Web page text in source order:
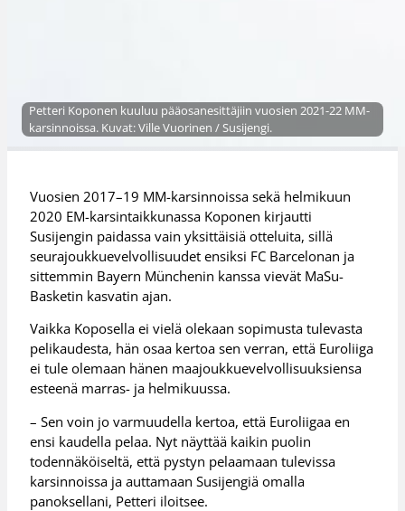
Petteri Koponen kuuluu pääosanesittäjiin vuosien 2021-22 MM-
karsinnoissa. Kuvat: Ville Vuorinen / Susijengi.
Vuosien 2017–19 MM-karsinnoissa sekä helmikuun
2020 EM-karsintaikkunassa Koponen kirjautti
Susijengin paidassa vain yksittäisiä otteluita, sillä
seurajoukkuevelvollisuudet ensiksi FC Barcelonan ja
sittemmin Bayern Münchenin kanssa vievät MaSu-
Basketin kasvatin ajan.
Vaikka Koposella ei vielä olekaan sopimusta tulevasta
pelikaudesta, hän osaa kertoa sen verran, että Euroliiga
ei tule olemaan hänen maajoukkuevelvollisuuksiensa
esteenä marras- ja helmikuussa.
– Sen voin jo varmuudella kertoa, että Euroliigaa en
ensi kaudella pelaa. Nyt näyttää kaikin puolin
todennäköiseltä, että pystyn pelaamaan tulevissa
karsinnoissa ja auttamaan Susijengiä omalla
panoksellani, Petteri iloitsee.